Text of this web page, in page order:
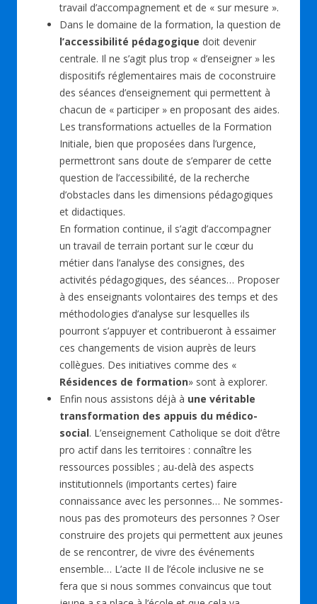
travail d’accompagnement et de « sur mesure ».
Dans le domaine de la formation, la question de
l’accessibilité pédagogique doit devenir
centrale. Il ne s’agit plus trop « d’enseigner » les
dispositifs réglementaires mais de coconstruire
des séances d’enseignement qui permettent à
chacun de « participer » en proposant des aides.
Les transformations actuelles de la Formation
Initiale, bien que proposées dans l’urgence,
permettront sans doute de s’emparer de cette
question de l’accessibilité, de la recherche
d’obstacles dans les dimensions pédagogiques
et didactiques.
En formation continue, il s’agit d’accompagner
un travail de terrain portant sur le cœur du
métier dans l’analyse des consignes, des
activités pédagogiques, des séances… Proposer
à des enseignants volontaires des temps et des
méthodologies d’analyse sur lesquelles ils
pourront s’appuyer et contribueront à essaimer
ces changements de vision auprès de leurs
collègues. Des initiatives comme des «
Résidences de formation» sont à explorer.
Enfin nous assistons déjà à une véritable
transformation des appuis du médico-
social. L’enseignement Catholique se doit d’être
pro actif dans les territoires : connaître les
ressources possibles ; au-delà des aspects
institutionnels (importants certes) faire
connaissance avec les personnes… Ne sommes-
nous pas des promoteurs des personnes ? Oser
construire des projets qui permettent aux jeunes
de se rencontrer, de vivre des événements
ensemble… L’acte II de l’école inclusive ne se
fera que si nous sommes convaincus que tout